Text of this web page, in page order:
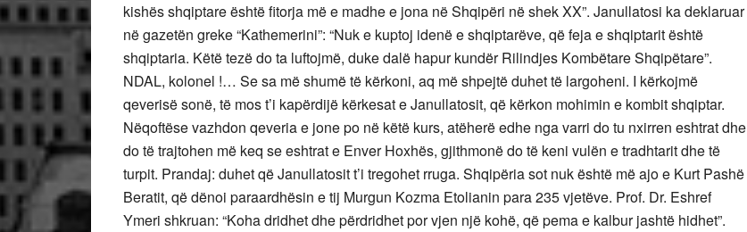
kishës shqiptare është fitorja më e madhe e jona në Shqipëri në shek XX”. Janullatosi ka deklaruar
në gazetën greke “Kathemerini”: “Nuk e kuptoj idenë e shqiptarëve, që feja e shqiptarit është
shqiptaria. Këtë tezë do ta luftojmë, duke dalë hapur kundër Rilindjes Kombëtare Shqipëtare”.
NDAL, kolonel !… Se sa më shumë të kërkoni, aq më shpejtë duhet të largoheni. I kërkojmë
qeverisë sonë, të mos t’i kapërdijë kërkesat e Janullatosit, që kërkon mohimin e kombit shqiptar.
Nëqoftëse vazhdon qeveria e jone po në këtë kurs, atëherë edhe nga varri do tu nxirren eshtrat dhe
do të trajtohen më keq se eshtrat e Enver Hoxhës, gjithmonë do të keni vulën e tradhtarit dhe të
turpit. Prandaj: duhet që Janullatosit t’i tregohet rruga. Shqipëria sot nuk është më ajo e Kurt Pashë
Beratit, që dënoi paraardhësin e tij Murgun Kozma Etolianin para 235 vjetëve. Prof. Dr. Eshref
Ymeri shkruan: “Koha dridhet dhe përdridhet por vjen një kohë, që pema e kalbur jashtë hidhet”.